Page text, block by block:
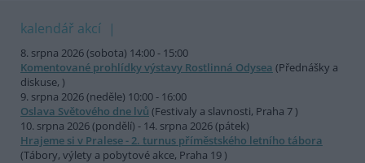
kalendář akcí
8. srpna 2026 (sobota) 14:00 - 15:00
Komentované prohlídky výstavy Rostlinná Odysea (Přednášky a
diskuse, )
9. srpna 2026 (neděle) 10:00 - 16:00
Oslava Světového dne lvů (Festivaly a slavnosti, Praha 7 )
10. srpna 2026 (pondělí) - 14. srpna 2026 (pátek)
Hrajeme si v Pralese - 2. turnus příměstského letního tábora
(Tábory, výlety a pobytové akce, Praha 19 )